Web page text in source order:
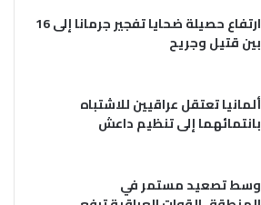
ارتفاع حصيلة ضحايا تفجير جرمانا إلى 16
بين قتيل وجريح
ألمانيا تعتقل عراقيين للاشتباه
بانتمائهما إلى تنظيم داعش
وسط تصعيد مستمر في